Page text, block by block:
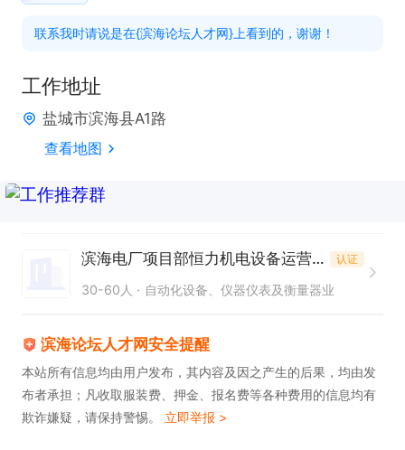
底有年终奖，超出上班时间算加班
联系我时请说是在{滨海论坛人才网}上看到的，谢谢！
工作地址
盐城市滨海县A1路
查看地图
滨海电厂项目部恒力机电设备运营有限公司 认证
30-60人 自动化设备、仪器仪表及衡量器业
滨海论坛人才网安全提醒
本站所有信息均由用户发布，其内容及因之产生的后果，均由发
布者承担；凡收取服装费、押金、报名费等各种费用的信息均有
欺诈嫌疑，请保持警惕。 立即举报 >